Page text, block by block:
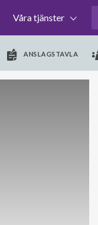
Våra tjänster
ANSLAGSTAVLA